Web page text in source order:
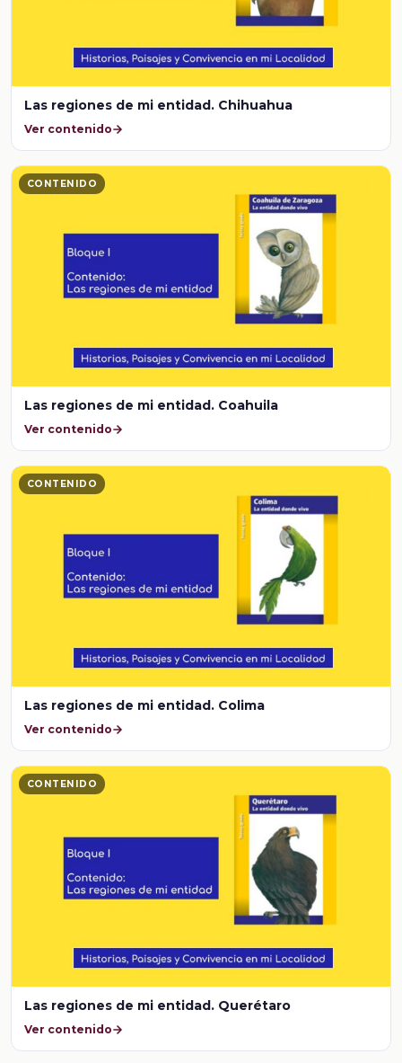
Las regiones de mi entidad. Chihuahua
Ver contenido
CONTENIDO
Las regiones de mi entidad. Coahuila
Ver contenido
CONTENIDO
Las regiones de mi entidad. Colima
Ver contenido
CONTENIDO
Las regiones de mi entidad. Querétaro
Ver contenido